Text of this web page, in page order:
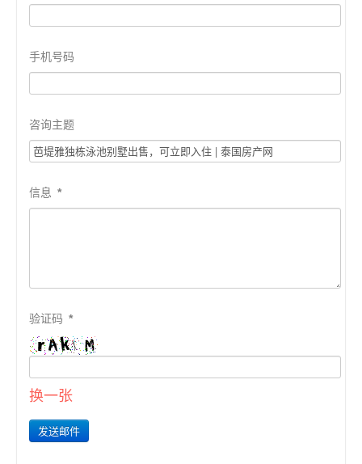
手机号码
咨询主题
信息 *
验证码 *
换一张